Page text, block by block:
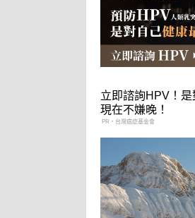
立即諮詢HPV！
現在不嫌晚！
PR・台灣癌症基金會